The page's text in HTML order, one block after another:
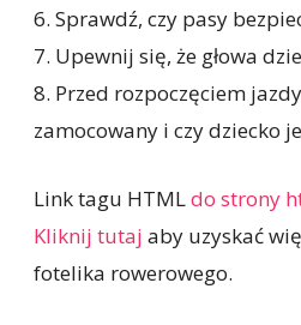
6. Sprawdź, czy pasy
7. Upewnij się, że głowa
8. Przed rozpoczęciem
zamocowany i czy dziecko
Link tagu HTMLdo strony
Kliknij tutaj aby uzyskać
fotelika rowerowego.